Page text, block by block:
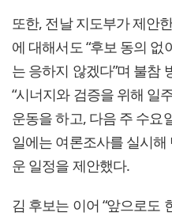
또한, 전날 지도부가 제안
에 대해서도 “후보 동의
는 응하지 않겠다”며 불참
“시너지와 검증을 위해 일
운동을 하고, 다음 주 수요
일에는 여론조사를 실시
운 일정을 제안했다.
김 후보는 이어 “앞으로도